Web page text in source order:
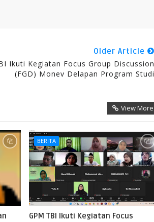
Older Article
Ikuti Kegiatan Focus Group Discussion
(FGD) Monev Delapan Program Studi
View More
BERITA
GPM TBI Ikuti Kegiatan Focus